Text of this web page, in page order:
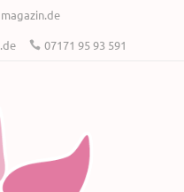
07171 95 93 591